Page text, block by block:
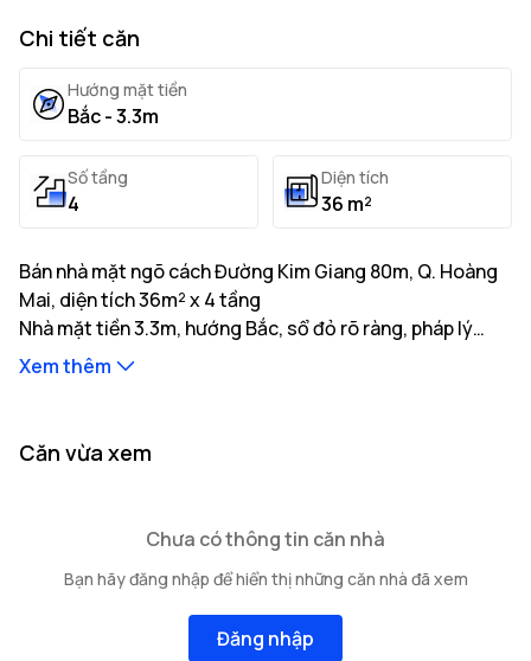
Chi tiết căn
Hướng mặt tiền
Bắc - 3.3m
Số tầng
4
Diện tích
36 m²
Bán nhà mặt ngõ cách Đường Kim Giang 80m, Q. Hoàng
Mai, diện tích 36m² x 4 tầng
Nhà mặt tiền 3.3m, hướng Bắc, sổ đỏ rõ ràng, pháp lý
minh bạch, giá tốt. Liên hệ gặp ngay chủ nhà.
xây dựng 144m²
Nhà mặt tiền 3.3m, hướng Bắc, độ rộng ngõ tiếp giáp
Vị trí nhà nằm tại tuyến đường Đường Kim Giang với
nhiều trường học, bệnh viện và tiện ích xung quanh.
Xem thêm
Căn vừa xem
Chưa có thông tin căn nhà
Bạn hãy đăng nhập để hiển thị những căn nhà đã xem
Đăng nhập